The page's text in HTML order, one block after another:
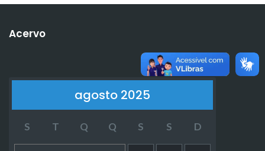
Acervo
agosto 2025
S T Q Q S S D